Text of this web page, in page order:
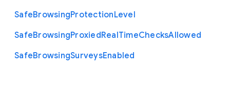
SafeBrowsingProtectionLevel
SafeBrowsingProxiedRealTimeChecksAllowed
SafeBrowsingSurveysEnabled